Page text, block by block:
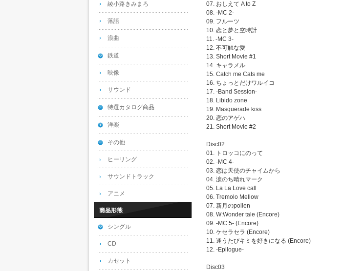
07. おしえて A to Z
08. -MC 2-
09. フルーツ
10. 恋と夢と空時計
11. -MC 3-
12. 不可触な愛
13. Short Movie #1
14. キャラメル
15. Catch me Cats me
16. ちょっとだけワルイコ
17. -Band Session-
18. Libido zone
19. Masquerade kiss
20. 恋のアゲハ
21. Short Movie #2
Disc02
01. トロッコにのって
02. -MC 4-
03. 恋は天使のチャイムから
04. 涙のち晴れマーク
05. La La Love call
06. Tremolo Mellow
07. 新月のpollen
08. W:Wonder tale (Encore)
09. -MC 5- (Encore)
10. ケセラセラ (Encore)
11. 逢うたびキミを好きになる (Encore)
12. -Epilogue-
Disc03
綾小路きみまろ
落語
浪曲
鉄道
映像
サウンド
特選カタログ商品
洋楽
その他
ヒーリング
サウンドトラック
アニメ
シングル
CD
カセット